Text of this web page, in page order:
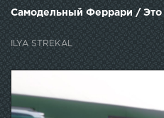
Самодельный Феррари / Это
ILYA STREKAL